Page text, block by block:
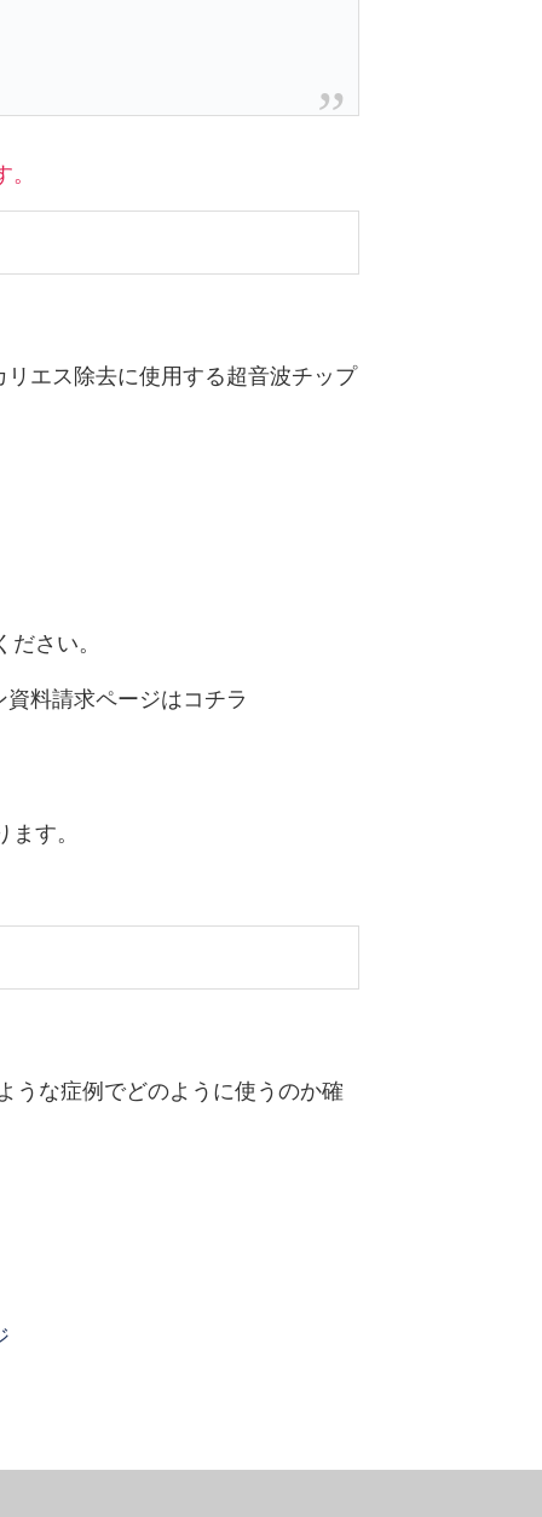
エス除去に使用する超音波チップ
さい。
料請求ページはコチラ
す。
うな症例でどのように使うのか確